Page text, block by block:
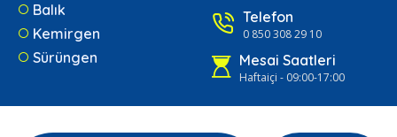
Balık
Kemirgen
Sürüngen
Telefon
0 850 308 29 10
Mesai Saatleri
Haftaiçi - 09:00-17:00